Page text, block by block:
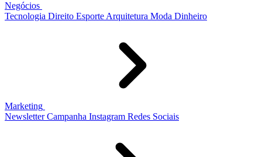
Negócios
Tecnologia Direito Esporte Arquitetura Moda Dinheiro
Marketing
Newsletter Campanha Instagram Redes Sociais